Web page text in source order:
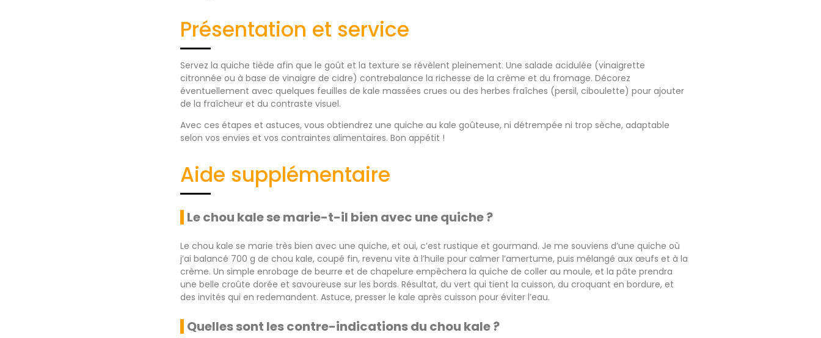
Présentation et service
Servez la quiche tiède afin que le goût et la texture se révèlent pleinement. Une salade acidulée (vinaigrette
citronnée ou à base de vinaigre de cidre) contrebalance la richesse de la crème et du fromage. Décorez
éventuellement avec quelques feuilles de kale massées crues ou des herbes fraîches (persil, ciboulette) pour ajouter
de la fraîcheur et du contraste visuel.
Avec ces étapes et astuces, vous obtiendrez une quiche au kale goûteuse, ni détrempée ni trop sèche, adaptable
selon vos envies et vos contraintes alimentaires. Bon appétit !
Aide supplémentaire
Le chou kale se marie-t-il bien avec une quiche ?
Le chou kale se marie très bien avec une quiche, et oui, c’est rustique et gourmand. Je me souviens d’une quiche où
j’ai balancé 700 g de chou kale, coupé fin, revenu vite à l’huile pour calmer l’amertume, puis mélangé aux œufs et à la
crème. Un simple enrobage de beurre et de chapelure empêchera la quiche de coller au moule, et la pâte prendra
une belle croûte dorée et savoureuse sur les bords. Résultat, du vert qui tient la cuisson, du croquant en bordure, et
des invités qui en redemandent. Astuce, presser le kale après cuisson pour éviter l’eau.
Quelles sont les contre-indications du chou kale ?